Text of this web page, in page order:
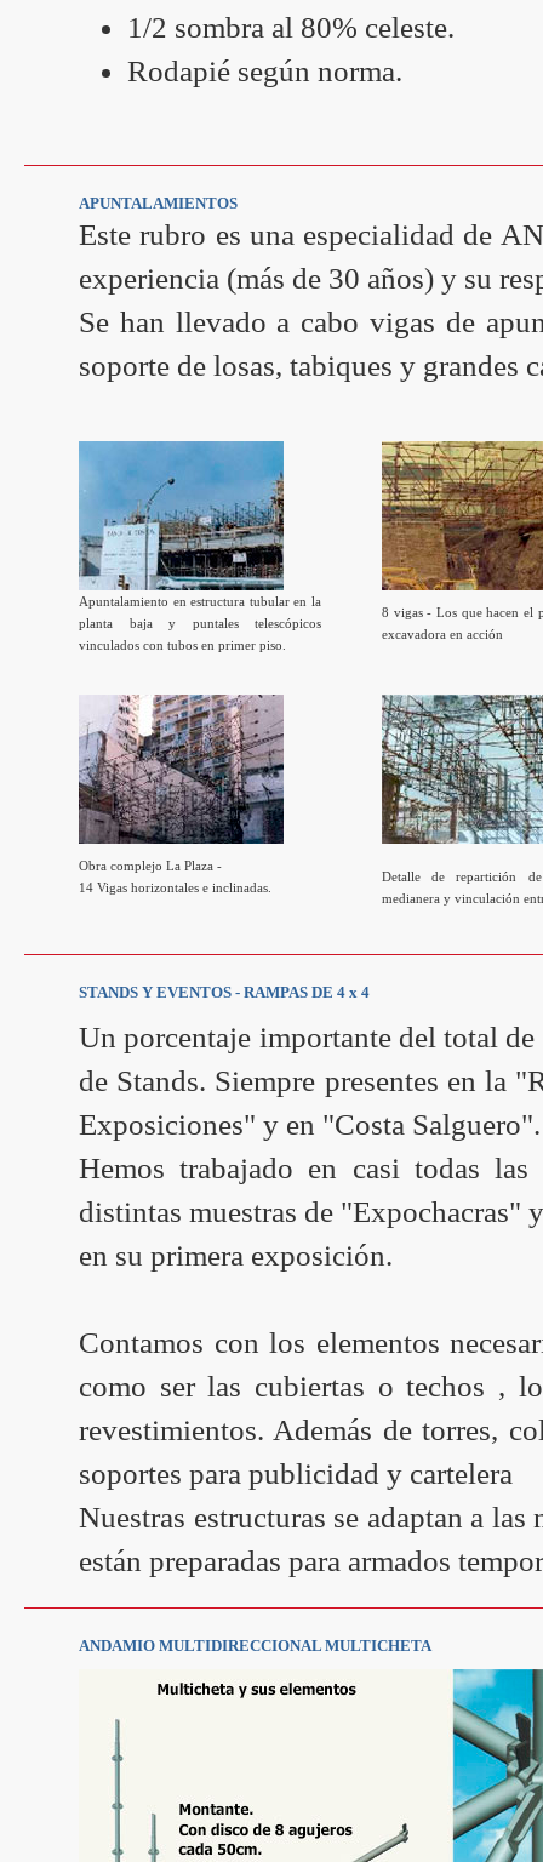
1/2 sombra al 80% celeste.
Rodapié según norma.
APUNTALAMIENTOS
Este rubro es una especialidad de
experiencia (más de 30 años) y su
Se han llevado a cabo vigas de
soporte de losas, tabiques y grandes
Apuntalamiento en estructura tubular en la
planta baja y puntales telescópicos
vinculados con tubos en primer piso.
8 vigas - Los que hacen el
excavadora en acción
Obra complejo La Plaza -
14 Vigas horizontales e inclinadas.
Detalle de repartición
medianera y vinculación
STANDS Y EVENTOS - RAMPAS DE 4 x 4
Un porcentaje importante del total
de Stands. Siempre presentes en la
Exposiciones" y en "Costa Salguero".
Hemos trabajado en casi todas
distintas muestras de "Expochacras"
en su primera exposición.
Contamos con los elementos
como ser las cubiertas o techos ,
revestimientos. Además de torres,
soportes para publicidad y cartelera
Nuestras estructuras se adaptan a
están preparadas para armados
ANDAMIO MULTIDIRECCIONAL MULTICHETA